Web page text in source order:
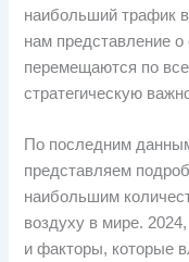
наибольший трафик
нам представление
перемещаются по
стратегическую
По последним
представляем
наибольшим
воздуху в мире.
и факторы, которые